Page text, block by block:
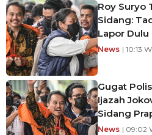
Roy Suryo
Sidang:
Lapor Dulu
News | 10:13
Gugat
Ijazah
Sidang
News | 09:02